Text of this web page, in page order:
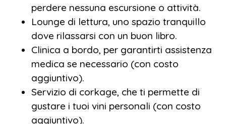
perdere nessuna escursione o attività.
Lounge di lettura, uno spazio tranquillo
dove rilassarsi con un buon libro.
Clinica a bordo, per garantirti assistenza
medica se necessario (con costo
aggiuntivo).
Servizio di corkage, che ti permette di
gustare i tuoi vini personali (con costo
aggiuntivo).